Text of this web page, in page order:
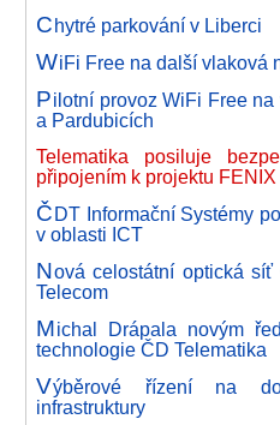
Chytré parkování v Liberci
WiFi Free na další vlaková
Pilotní provoz WiFi Free
a Pardubicích
Telematika posiluje
připojením k projektu FENIX
ČDT Informační Systémy
v oblasti ICT
Nová celostátní optická
Telecom
Michal Drápala novým
technologie ČD Telematika
Výběrové řízení na
infrastruktury